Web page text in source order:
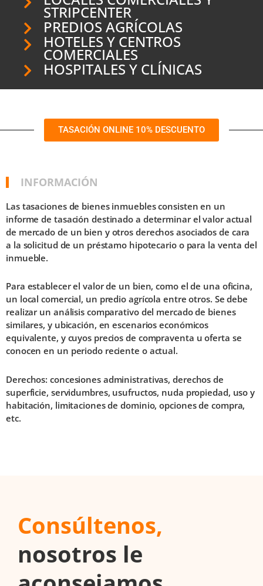
STRIPCENTER
PREDIOS AGRÍCOLAS
HOTELES Y CENTROS
COMERCIALES
HOSPITALES Y CLÍNICAS
TASACIÓN ONLINE 10% DESCUENTO
INFORMACIÓN
Las tasaciones de bienes inmuebles consisten en un
informe de tasación destinado a determinar el valor actual
de mercado de un bien y otros derechos asociados de cara
a la solicitud de un préstamo hipotecario o para la venta del
inmueble.
Para establecer el valor de un bien, como el de una oficina,
un local comercial, un predio agrícola entre otros. Se debe
realizar un análisis comparativo del mercado de bienes
similares, y ubicación, en escenarios económicos
equivalente, y cuyos precios de compraventa u oferta se
conocen en un periodo reciente o actual.
Derechos: concesiones administrativas, derechos de
superficie, servidumbres, usufructos, nuda propiedad, uso y
habitación, limitaciones de dominio, opciones de compra,
etc.
Consúltenos,
nosotros le